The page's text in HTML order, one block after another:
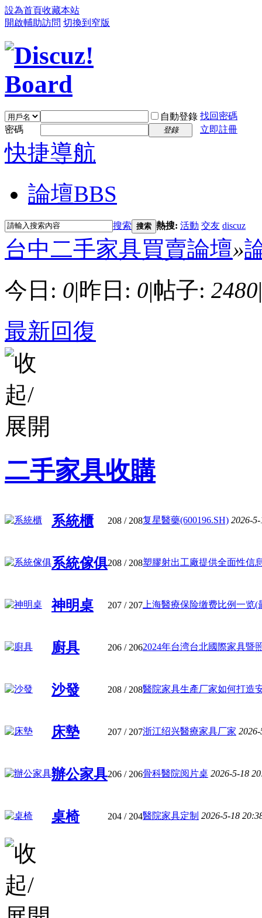
設為首頁收藏本站
開啟輔助訪問 切換到窄版
自動登錄 找回密碼
密碼
登錄 立即註冊
快捷導航
論壇BBS
搜索 搜索 熱搜: 活動 交友 discuz
台中二手家具買賣論壇»
今日: 0|昨日: 0|帖子: 2480|
最新回復
二手家具收購
系統櫃 208 / 208复星醫藥(600196.SH) 2026-
系統傢俱208 / 208塑膠射出工廠提供全面性信
神明桌 207 / 207 上海醫療保险缴费比例一览(
廚具 206 / 2062024年台湾台北國際家具暨
沙發 208 / 208醫院家具生產厂家如何打造
床墊 207 / 207浙江绍兴醫療家具厂家
辦公家具206 / 206骨科醫院阅片桌 2026-5-18
桌椅 204 / 204醫院家具定制 2026-5-18